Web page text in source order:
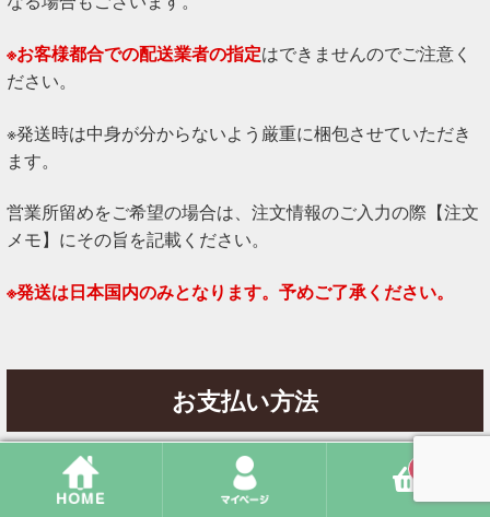
※お客様都合での配送業者の指定はできませんのでご注意く
ださい。
※発送時は中身が分からないよう厳重に梱包させていただき
ます。
営業所留めをご希望の場合は、注文情報のご入力の際【注文
メモ】にその旨を記載ください。
※発送は日本国内のみとなります。予めご了承ください。
お支払い方法
【銀行振込】